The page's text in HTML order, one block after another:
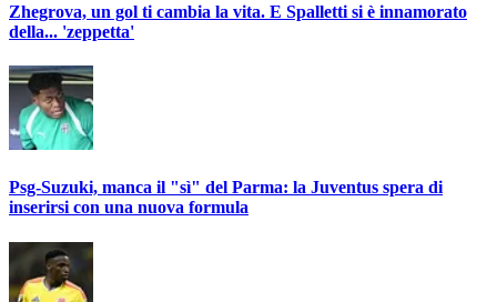
Zhegrova, un gol ti cambia la vita. E Spalletti si è innamorato
della... 'zeppetta'
Psg-Suzuki, manca il "sì" del Parma: la Juventus spera di
inserirsi con una nuova formula